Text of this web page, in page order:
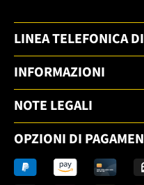
LINEA TELEFONICA
INFORMAZIONI
NOTE LEGALI
OPZIONI DI